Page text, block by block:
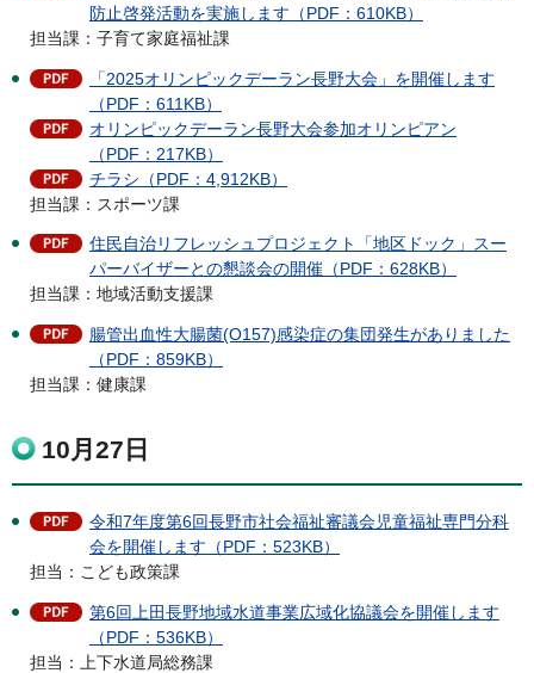
防止啓発活動を実施します（PDF：610KB）
担当課：子育て家庭福祉課
「2025オリンピックデーラン長野大会」を開催します
（PDF：611KB）
オリンピックデーラン長野大会参加オリンピアン
（PDF：217KB）
チラシ（PDF：4,912KB）
担当課：スポーツ課
住民自治リフレッシュプロジェクト「地区ドック」スー
パーバイザーとの懇談会の開催（PDF：628KB）
担当課：地域活動支援課
腸管出血性大腸菌(O157)感染症の集団発生がありました
（PDF：859KB）
担当課：健康課
10月27日
令和7年度第6回長野市社会福祉審議会児童福祉専門分科
会を開催します（PDF：523KB）
担当：こども政策課
第6回上田長野地域水道事業広域化協議会を開催します
（PDF：536KB）
担当：上下水道局総務課